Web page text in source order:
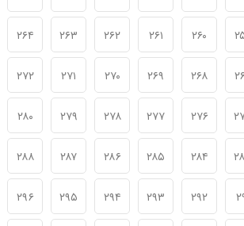
۲۶۰ ۲۶۱ ۲۶۲ ۲۶۳ ۲۶۴
۲۶۸ ۲۶۹ ۲۷۰ ۲۷۱ ۲۷۲
۲۷۶ ۲۷۷ ۲۷۸ ۲۷۹ ۲۸۰
۲۸۴ ۲۸۵ ۲۸۶ ۲۸۷ ۲۸۸
۲۹۲ ۲۹۳ ۲۹۴ ۲۹۵ ۲۹۶